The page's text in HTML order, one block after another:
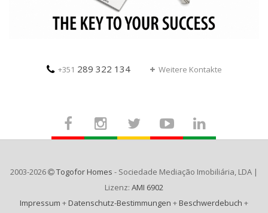
+351 289 322 134 Weitere Kontakte
2003-2026 Togofor Homes - Sociedade Mediação Imobiliária, LDA |
Lizenz: AMI 6902
Impressum + Datenschutz-Bestimmungen + Beschwerdebuch +